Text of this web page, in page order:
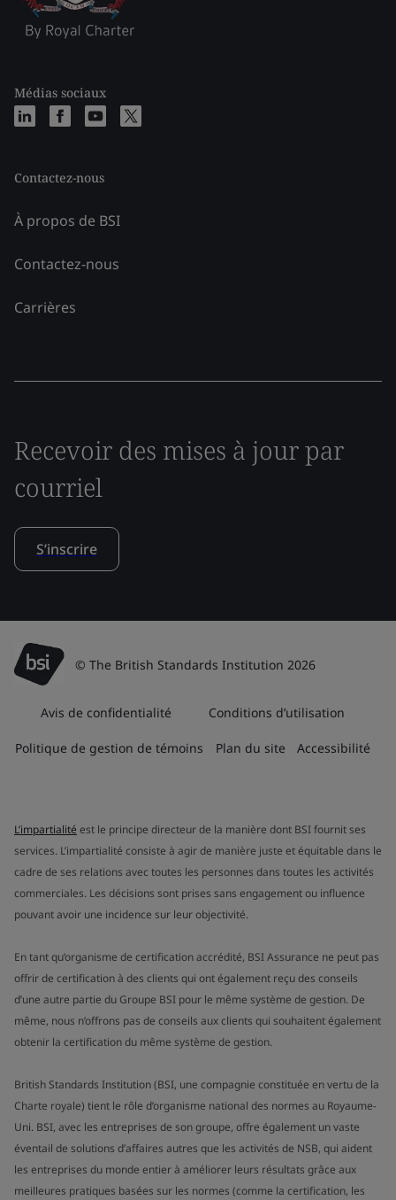
Médias sociaux
Contactez-nous
À propos de BSI
Contactez-nous
Carrières
Recevoir des mises à jour par
courriel
S’inscrire
© The British Standards Institution 2026
Avis de confidentialité Conditions d’utilisation
Politique de gestion de témoins Plan du site Accessibilité
L’impartialité est le principe directeur de la manière dont BSI fournit ses
services. L’impartialité consiste à agir de manière juste et équitable dans le
cadre de ses relations avec toutes les personnes dans toutes les activités
commerciales. Les décisions sont prises sans engagement ou influence
pouvant avoir une incidence sur leur objectivité.
En tant qu’organisme de certification accrédité, BSI Assurance ne peut pas
offrir de certification à des clients qui ont également reçu des conseils
d’une autre partie du Groupe BSI pour le même système de gestion. De
même, nous n’offrons pas de conseils aux clients qui souhaitent également
obtenir la certification du même système de gestion.
British Standards Institution (BSI, une compagnie constituée en vertu de la
Charte royale) tient le rôle d’organisme national des normes au Royaume-
Uni. BSI, avec les entreprises de son groupe, offre également un vaste
éventail de solutions d’affaires autres que les activités de NSB, qui aident
les entreprises du monde entier à améliorer leurs résultats grâce aux
meilleures pratiques basées sur les normes (comme la certification, les